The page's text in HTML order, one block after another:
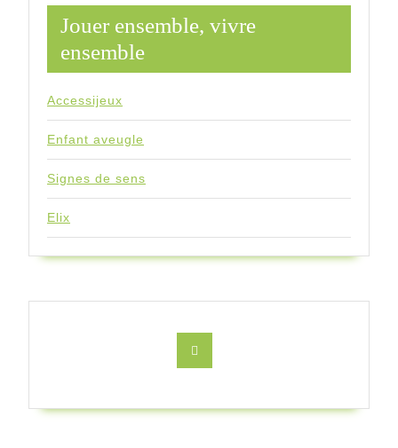
Jouer ensemble, vivre
ensemble
Accessijeux
Enfant aveugle
Signes de sens
Elix